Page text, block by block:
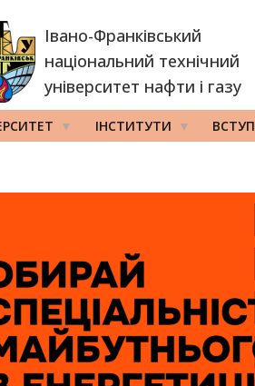
Івано-Франківський
національний технічний
університет нафти і газу
ІНСТИТУТИ